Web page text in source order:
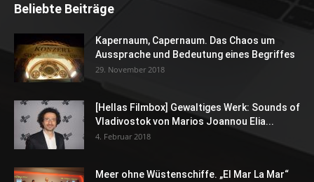
Beliebte Beiträge
Kapernaum, Capernaum. Das Chaos um
Aussprache und Bedeutung eines Begriffes
29. November 2018
[Hellas Filmbox] Gewaltiges Werk: Sounds of
Vladivostok von Marios Joannou Elia...
4. Februar 2018
Meer ohne Wüstenschiffe. „El Mar La Mar“